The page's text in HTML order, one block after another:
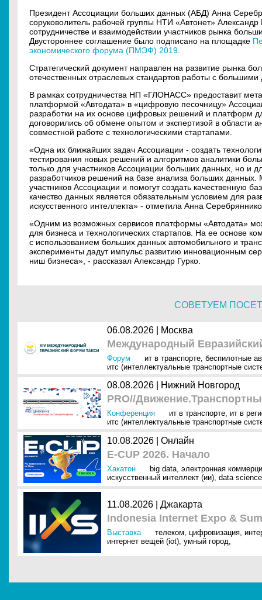
Президент Ассоциации больших данных (АБД) Анна
соруковолитель рабочей группы НТИ «Автонет»
сотрудничестве и взаимодействии участников рынка
Двустороннее соглашение было подписано на площадке
экономического форума (ПМЭФ) 2019
Стратегический документ направлен на развитие рынка
отечественных отраслевых стандартов работы с
В рамках сотрудничества НП «ГЛОНАСС» предоставит
платформой «Автодата» в «цифровую песочницу»
разработки на их основе цифровых решений и платформ
договорились об обмене опытом и экспертизой в области
совместной работе с технологическими стартапами.
«Одна их ближайших задач Ассоциации - создать
тестирования новых решений и алгоритмов аналитики
только для участников Ассоциации больших данных, но и
разработчиков решений на базе анализа больших
участников Ассоциации и помогут создать качественную
качество данных является обязательным условием для
искусственного интеллекта» - отметила Анна
«Одним из возможных сервисов платформы «Автодата»
для бизнеса и технологических стартапов. На ее основе
с использованием больших данных автомобильного и
эксперименты дадут импульс развитию инновационным
ниш бизнеса», - рассказал Александр Гурко.
СОВЕТУЕМ
06.08.2026 | Москва
Международный
Форум ит в транспорте, беспилотные
итс (интеллектуальные транспортные
08.08.2026 | Нижний Новгород
PRO//
Конференция ит в транспорте, ит в
итс (интеллектуальные транспортные
10.08.2026 | Онлайн
E-CUP 2026. Начало
Хакатон big data, электронная
искусственный интеллект (ии), data science
11.08.2026 | Джакарта
Indonesia Internet Expo &
Выставка телеком, цифровизация,
интернет вещей (iot), умный город,